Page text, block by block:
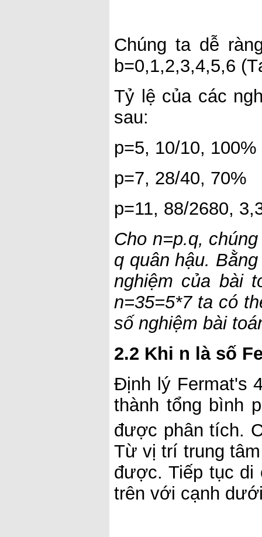
Chúng ta dễ
b=0,1,2,3,4,5,6
Tỷ lệ của các
sau:
p=5, 10/10, 100%
p=7, 28/40, 70%
p=11, 88/2680,
Cho n=p.q,
q quân hậu.
nghiệm của bài
n=35=5*7 ta có
số nghiệm bài
2.2 Khi n là số
Định lý Fermat's
thành tổng bình
được phân tích.
Từ vị trí trung
được. Tiếp tục di
trên với cạnh